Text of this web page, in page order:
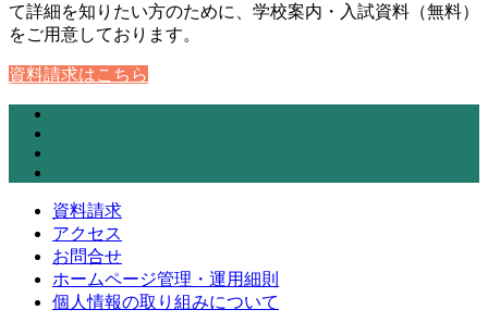
て詳細を知りたい方のために、学校案内・入試資料（無料）
をご用意しております。
資料請求はこちら
資料請求
アクセス
お問合せ
ホームページ管理・運用細則
個人情報の取り組みについて